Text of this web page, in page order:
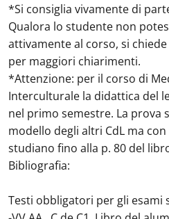
*Si consiglia vivamente di
Qualora lo studente non
attivamente al corso, si
per maggiori chiarimenti.
*Attenzione: per il corso di
Interculturale la didattica del
nel primo semestre. La prova
modello degli altri CdL ma
studiano fino alla p. 80 del
Bibliografia:
Testi obbligatori per gli esami